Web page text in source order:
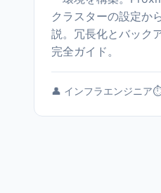
クラスターの設定か
説。冗長化とバック
完全ガイド。
👤 インフラエンジニア